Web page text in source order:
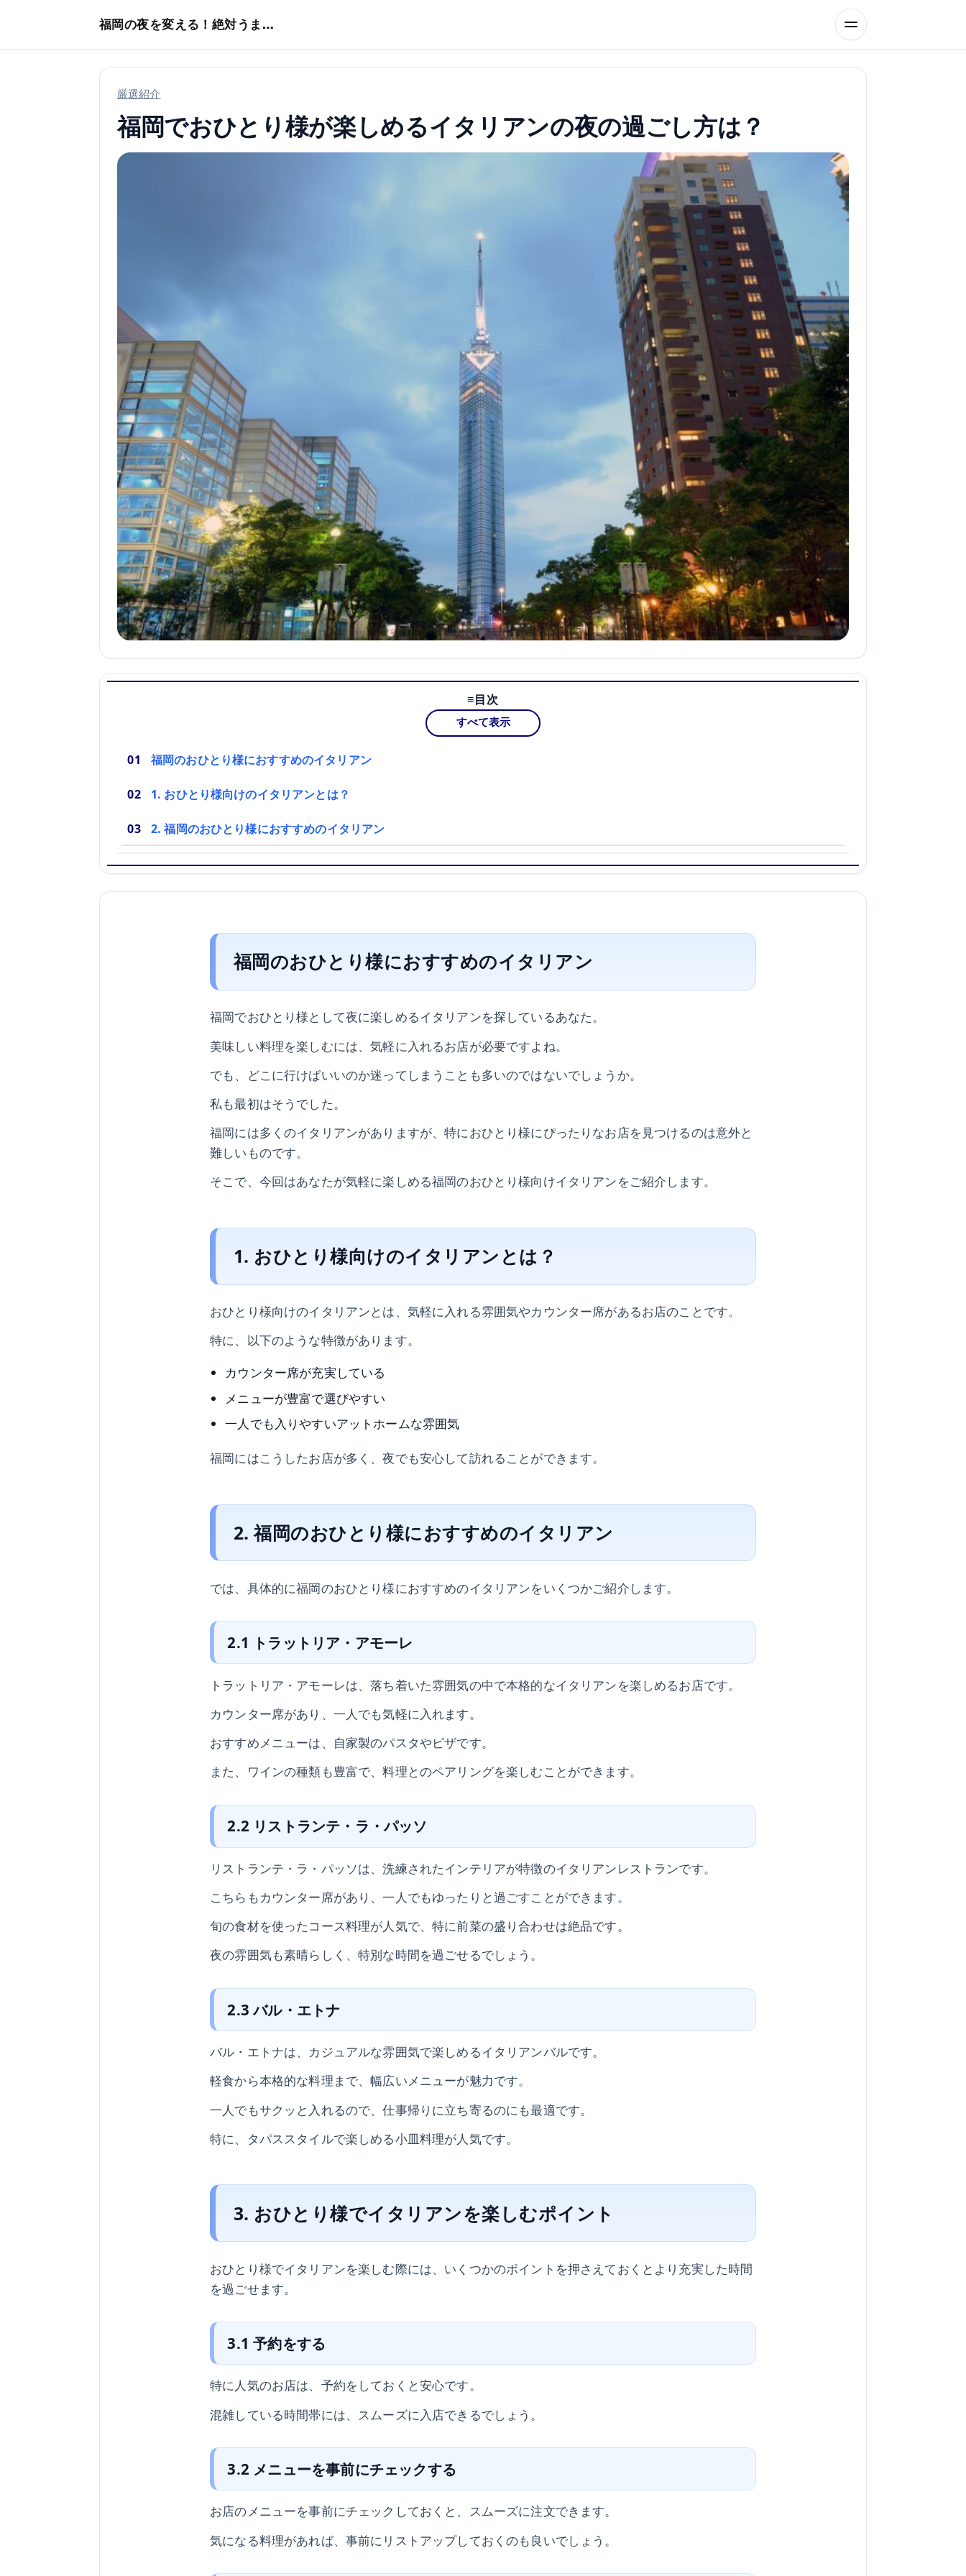
福岡の夜を変える！絶対うまい店
厳選紹介
福岡でおひとり様が楽しめるイタリアンの夜の過ごし方は？
目次
すべて表示
福岡のおひとり様におすすめのイタリアン
1. おひとり様向けのイタリアンとは？
2. 福岡のおひとり様におすすめのイタリアン
福岡のおひとり様におすすめのイタリアン
福岡でおひとり様として夜に楽しめるイタリアンを探しているあなた。
美味しい料理を楽しむには、気軽に入れるお店が必要ですよね。
でも、どこに行けばいいのか迷ってしまうことも多いのではないでしょうか。
私も最初はそうでした。
福岡には多くのイタリアンがありますが、特におひとり様にぴったりなお店を見つけるのは意外と
難しいものです。
そこで、今回はあなたが気軽に楽しめる福岡のおひとり様向けイタリアンをご紹介します。
1. おひとり様向けのイタリアンとは？
おひとり様向けのイタリアンとは、気軽に入れる雰囲気やカウンター席があるお店のことです。
特に、以下のような特徴があります。
カウンター席が充実している
メニューが豊富で選びやすい
一人でも入りやすいアットホームな雰囲気
福岡にはこうしたお店が多く、夜でも安心して訪れることができます。
2. 福岡のおひとり様におすすめのイタリアン
では、具体的に福岡のおひとり様におすすめのイタリアンをいくつかご紹介します。
2.1 トラットリア・アモーレ
トラットリア・アモーレは、落ち着いた雰囲気の中で本格的なイタリアンを楽しめるお店です。
カウンター席があり、一人でも気軽に入れます。
おすすめメニューは、自家製のパスタやピザです。
また、ワインの種類も豊富で、料理とのペアリングを楽しむことができます。
2.2 リストランテ・ラ・パッソ
リストランテ・ラ・パッソは、洗練されたインテリアが特徴のイタリアンレストランです。
こちらもカウンター席があり、一人でもゆったりと過ごすことができます。
旬の食材を使ったコース料理が人気で、特に前菜の盛り合わせは絶品です。
夜の雰囲気も素晴らしく、特別な時間を過ごせるでしょう。
2.3 バル・エトナ
バル・エトナは、カジュアルな雰囲気で楽しめるイタリアンバルです。
軽食から本格的な料理まで、幅広いメニューが魅力です。
一人でもサクッと入れるので、仕事帰りに立ち寄るのにも最適です。
特に、タパススタイルで楽しめる小皿料理が人気です。
3. おひとり様でイタリアンを楽しむポイント
おひとり様でイタリアンを楽しむ際には、いくつかのポイントを押さえておくとより充実した時間
を過ごせます。
3.1 予約をする
特に人気のお店は、予約をしておくと安心です。
混雑している時間帯には、スムーズに入店できるでしょう。
3.2 メニューを事前にチェックする
お店のメニューを事前にチェックしておくと、スムーズに注文できます。
気になる料理があれば、事前にリストアップしておくのも良いでしょう。